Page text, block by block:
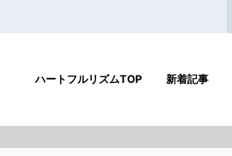
ハートフルリズムTOP 新着記事